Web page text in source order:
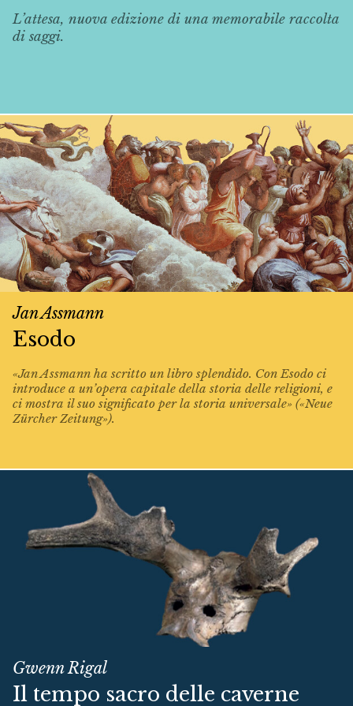
L’attesa, nuova edizione di una memorabile raccolta
di saggi.
Jan Assmann
Esodo
«Jan Assmann ha scritto un libro splendido. Con Esodo ci
introduce a un’opera capitale della storia delle religioni, e
ci mostra il suo significato per la storia universale» («Neue
Zürcher Zeitung»).
Gwenn Rigal
Il tempo sacro delle caverne